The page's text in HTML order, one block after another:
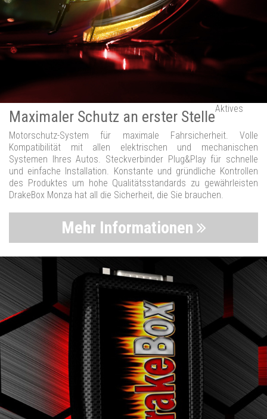
Maximaler Schutz an erster StelleAktives
Motorschutz-System für maximale Fahrsicherheit. Volle
Kompatibilität mit allen elektrischen und mechanischen
Systemen Ihres Autos. Steckverbinder Plug&Play für schnelle
und einfache Installation. Konstante und gründliche Kontrollen
des Produktes um hohe Qualitätsstandards zu gewährleisten
DrakeBox Monza hat all die Sicherheit, die Sie brauchen.
Mehr Informationen